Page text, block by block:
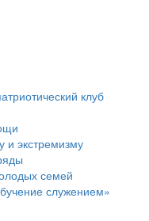
клуб
и экстремизму
семей
служением»